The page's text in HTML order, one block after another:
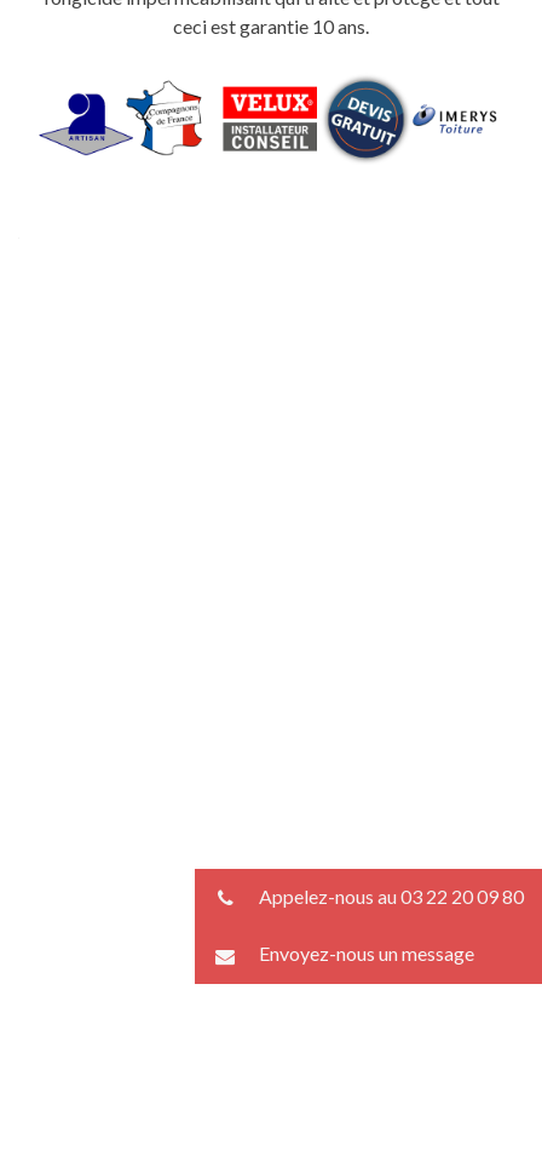
ceci est garantie 10 ans.
Appelez-nous au 03 22 20 09 80
Envoyez-nous un message